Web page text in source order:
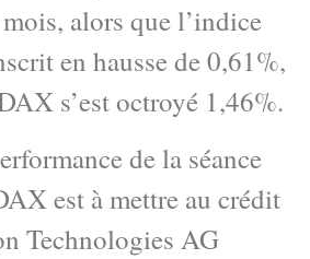
alors que l’indice
en hausse de 0,61%,
s’est octroyé 1,46%.
de la séance
est à mettre au crédit
Technologies AG